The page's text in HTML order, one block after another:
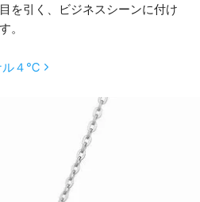
を引く、ビジネスシーンに付け
。
ル４℃